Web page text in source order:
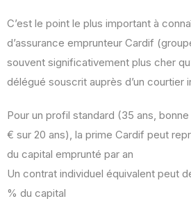
C’est le point le plus important à
d’assurance emprunteur Cardif
souvent significativement plus cher
délégué souscrit auprès d’un courtier
Pour un profil standard (35 ans,
€ sur 20 ans), la prime Cardif peut
du capital emprunté par an
Un contrat individuel équivalent peut
% du capital